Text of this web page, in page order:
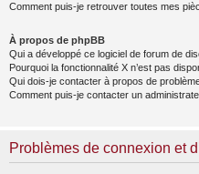
Comment puis-je retrouver toutes mes
À propos de phpBB
Qui a développé ce logiciel de forum de
Pourquoi la fonctionnalité X n’est pas
Qui dois-je contacter à propos de
Comment puis-je contacter un
Problèmes de connexion et